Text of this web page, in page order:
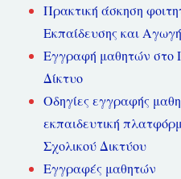
Πρακτική άσκηση
Εκπαίδευσης και
Εγγραφή μαθητών στο
Δίκτυο
Οδηγίες εγγραφής
εκπαιδευτική
Σχολικού Δικτύου
Εγγραφές μαθητών